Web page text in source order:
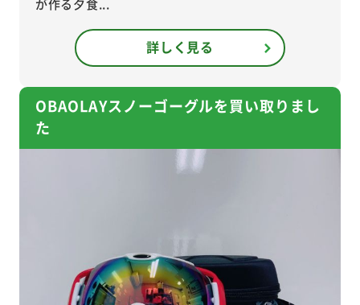
が作る夕食...
詳しく見る
OBAOLAYスノーゴーグルを買い取りまし
た